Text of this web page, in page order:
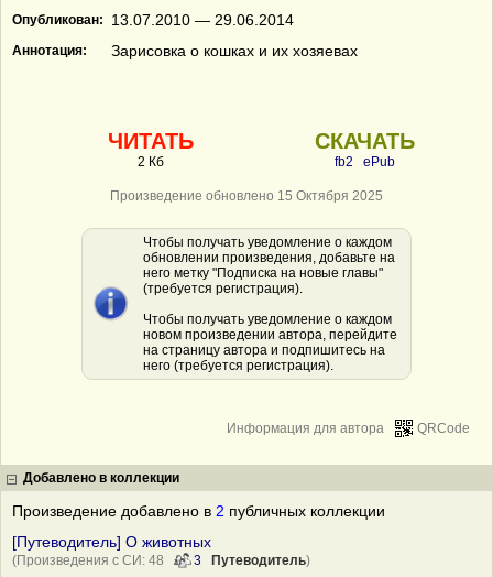
Опубликован: 13.07.2010 — 29.06.2014
Аннотация: Зарисовка о кошках и их хозяевах
ЧИТАТЬ
2 Кб
СКАЧАТЬ
fb2 ePub
Произведение обновлено 15 Октября 2025
Чтобы получать уведомление о каждом
обновлении произведения, добавьте на
него метку "Подписка на новые главы"
(требуется регистрация).
Чтобы получать уведомление о каждом
новом произведении автора, перейдите
на страницу автора и подпишитесь на
него (требуется регистрация).
QRCode
Информация для автора
Добавлено в коллекции
Произведение добавлено в 2 публичных коллекции
[Путеводитель] О животных
(Произведения с СИ: 48 3 Путеводитель)